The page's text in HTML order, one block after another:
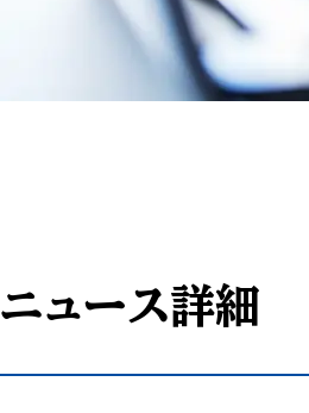
ニュース詳細